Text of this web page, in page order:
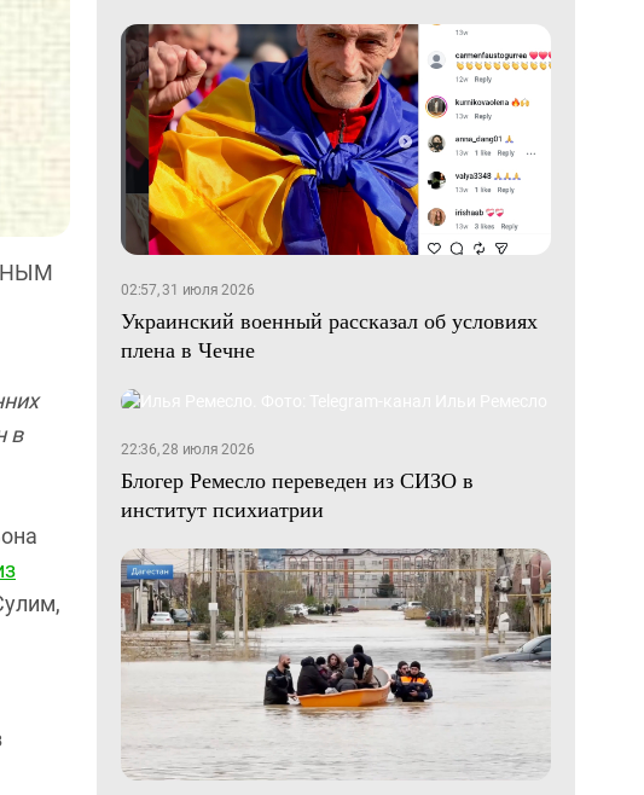
в
02:57, 31 июля 2026
Украинский военный рассказал об условиях
плена в Чечне
22:36, 28 июля 2026
Блогер Ремесло переведен из СИЗО в
институт психиатрии